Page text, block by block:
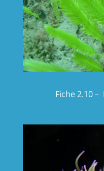
Fiche 2.10